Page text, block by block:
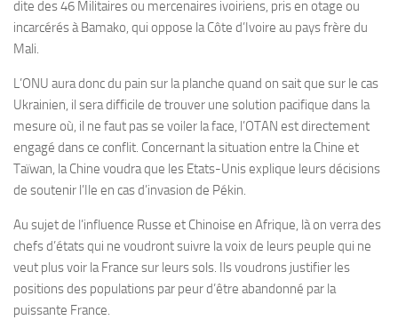
dite des 46 Militaires ou mercenaires ivoiriens, pris en otage ou
incarcérés à Bamako, qui oppose la Côte d’Ivoire au pays frère du
Mali.
L’ONU aura donc du pain sur la planche quand on sait que sur le cas
Ukrainien, il sera difficile de trouver une solution pacifique dans la
mesure où, il ne faut pas se voiler la face, l’OTAN est directement
engagé dans ce conflit. Concernant la situation entre la Chine et
Taïwan, la Chine voudra que les Etats-Unis explique leurs décisions
de soutenir l’Ile en cas d’invasion de Pékin.
Au sujet de l’influence Russe et Chinoise en Afrique, là on verra des
chefs d’états qui ne voudront suivre la voix de leurs peuple qui ne
veut plus voir la France sur leurs sols. Ils voudrons justifier les
positions des populations par peur d’être abandonné par la
puissante France.